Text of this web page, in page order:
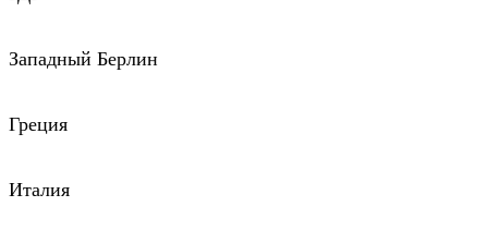
Западный Берлин
Греция
Италия